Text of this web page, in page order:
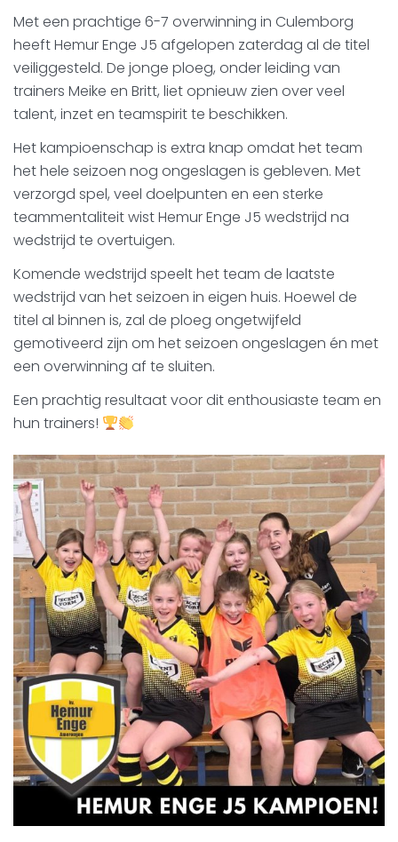
Met een prachtige 6-7 overwinning in Culemborg
heeft Hemur Enge J5 afgelopen zaterdag al de titel
veiliggesteld. De jonge ploeg, onder leiding van
trainers Meike en Britt, liet opnieuw zien over veel
talent, inzet en teamspirit te beschikken.
Het kampioenschap is extra knap omdat het team
het hele seizoen nog ongeslagen is gebleven. Met
verzorgd spel, veel doelpunten en een sterke
teammentaliteit wist Hemur Enge J5 wedstrijd na
wedstrijd te overtuigen.
Komende wedstrijd speelt het team de laatste
wedstrijd van het seizoen in eigen huis. Hoewel de
titel al binnen is, zal de ploeg ongetwijfeld
gemotiveerd zijn om het seizoen ongeslagen én met
een overwinning af te sluiten.
Een prachtig resultaat voor dit enthousiaste team en
hun trainers!